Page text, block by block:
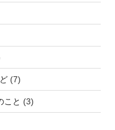
(7)
こと (3)